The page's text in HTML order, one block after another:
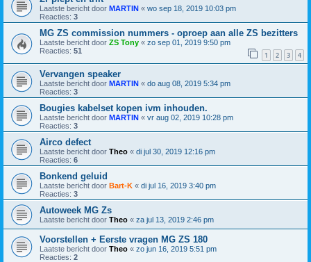
Laatste bericht door MARTIN « wo sep 18, 2019 10:03 pm
Reacties: 3
MG ZS commission nummers - oproep aan alle ZS bezitters
Laatste bericht door ZS Tony « zo sep 01, 2019 9:50 pm
Reacties: 51 1 2 3 4
Vervangen speaker
Laatste bericht door MARTIN « do aug 08, 2019 5:34 pm
Reacties: 3
Bougies kabelset kopen ivm inhouden.
Laatste bericht door MARTIN « vr aug 02, 2019 10:28 pm
Reacties: 3
Airco defect
Laatste bericht door Theo « di jul 30, 2019 12:16 pm
Reacties: 6
Bonkend geluid
Laatste bericht door Bart-K « di jul 16, 2019 3:40 pm
Reacties: 3
Autoweek MG Zs
Laatste bericht door Theo « za jul 13, 2019 2:46 pm
Voorstellen + Eerste vragen MG ZS 180
Laatste bericht door Theo « zo jun 16, 2019 5:51 pm
Reacties: 2